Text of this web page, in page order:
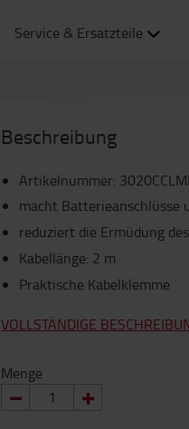
Service & Ersatzteile
Beschreibung
Artikelnummer:
macht Batterieanschlüsse
reduziert die Ermüdung
Kabellänge: 2 m
Praktische Kabelklemme
VOLLSTÄNDIGE
Menge